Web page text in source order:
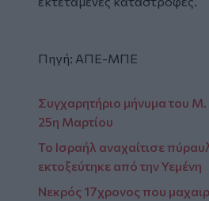
Πηγή: ΑΠΕ-ΜΠΕ
Συγχαρητήριο μήνυμα του Μ.
25η Μαρτίου
Το Ισραήλ αναχαίτισε
εκτοξεύτηκε από την Υεμένη
Νεκρός 17χρονος που